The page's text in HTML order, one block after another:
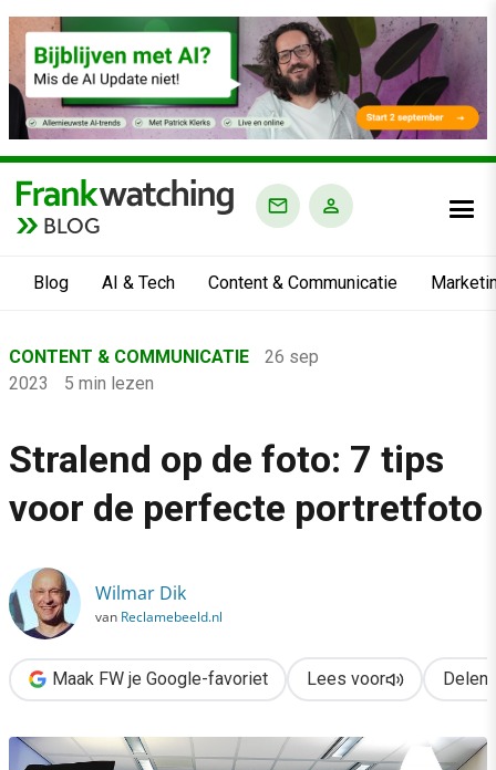
BLOG
Blog AI & Tech Content & Communicatie
›
Content & Communicatie
›
CONTENT & COMMUNICATIE
26 sep
2023
5 min lezen
Stralend op de foto: 7 tips
voor de perfecte portretfoto
Wilmar Dik
van Reclamebeeld.nl
Maak FW je Google-favoriet Lees voor Delen